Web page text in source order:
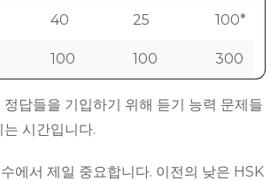
40 25 100*
100 100 300
답들을 기입하기 위해 듣기 능력 문제들
시간입니다.
에서 제일 중요합니다. 이전의 낮은 HSK